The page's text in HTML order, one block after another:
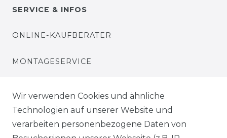
SERVICE & INFOS
ONLINE-KAUFBERATER
MONTAGESERVICE
BEZAHLUNG
Wir verwenden Cookies und ähnliche
Technologien auf unserer Website und
verarbeiten personenbezogene Daten von